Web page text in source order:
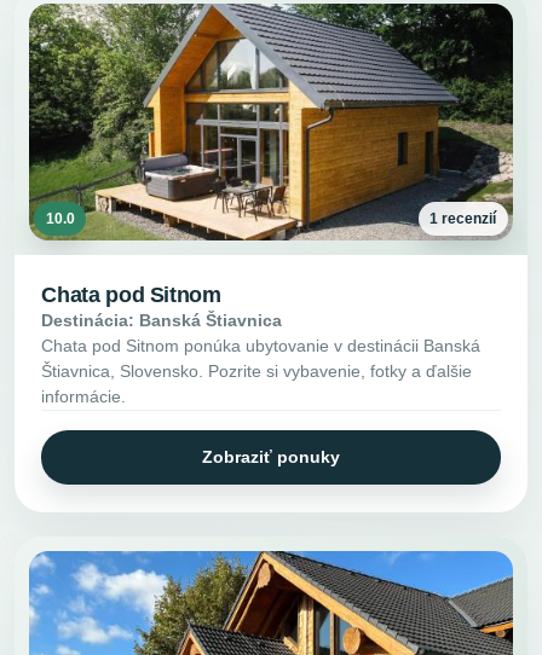
10.0 1 recenzií
Chata pod Sitnom
Destinácia: Banská Štiavnica
Chata pod Sitnom ponúka ubytovanie v destinácii Banská
Štiavnica, Slovensko. Pozrite si vybavenie, fotky a ďalšie
informácie.
Zobraziť ponuky